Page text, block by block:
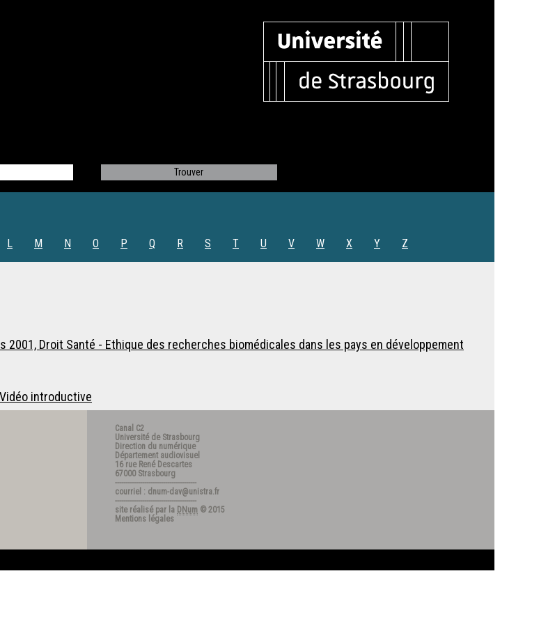
L M N O P Q R S T U V W X Y Z
Droit Santé - Ethique des recherches biomédicales dans les pays en développement
introductive
Canal C2
Université de Strasbourg
Direction du numérique
Département audiovisuel
16 rue René Descartes
67000 Strasbourg
---------------------------------------
courriel : dnum-dav@unistra.fr
---------------------------------------
site réalisé par la DNum © 2015
Mentions légales